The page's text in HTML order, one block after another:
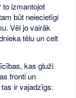
to izmantojot
būt neiecietīgi
Vēl jo vairāk
tēlu un celt
kas gluži
fronti un
ir vajadzīgs: